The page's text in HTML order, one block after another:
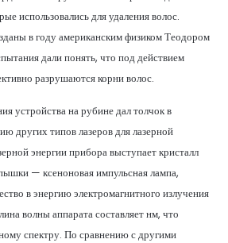
использовались для удаления волос.
в году американским физиком Теодором
дали понять, что под действием
разрушаются корни волос.
устройства на рубине дал толчок в
других типов лазеров для лазерной
энергии прибора выступает кристалл
— ксеноновая импульсная лампа,
в энергию электромагнитного излучения
волны аппарата составляет нм, что
спектру. По сравнению с другими